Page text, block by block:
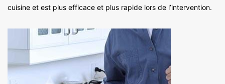
cuisine et est plus efficace et plus rapide lors de l’intervention.